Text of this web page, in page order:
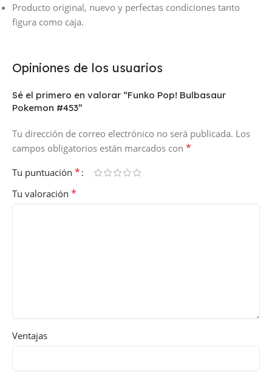
Producto original, nuevo y perfectas condiciones tanto
figura como caja.
Opiniones de los usuarios
Sé el primero en valorar “Funko Pop! Bulbasaur
Pokemon #453”
Tu dirección de correo electrónico no será publicada. Los
campos obligatorios están marcados con *
Tu puntuación *
Tu valoración *
Ventajas